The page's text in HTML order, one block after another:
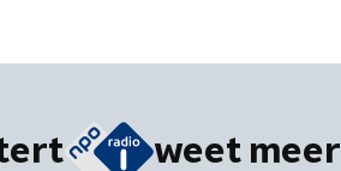
weet meer